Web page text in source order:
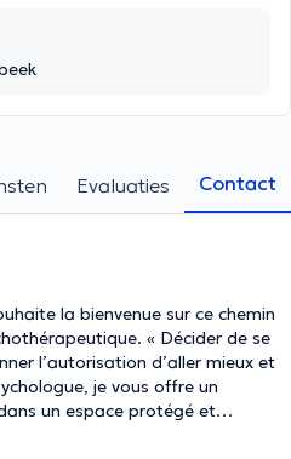
Evaluaties Contact
la bienvenue sur ce chemin
« Décider de se
l’autorisation d’aller mieux et
je vous offre un
un espace protégé et